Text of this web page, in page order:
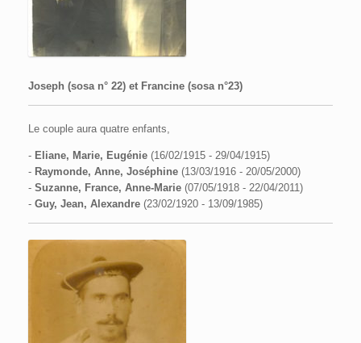
Joseph (sosa n° 22) et Francine (sosa n°23)
Le couple aura quatre enfants,
- Eliane, Marie, Eugénie (16/02/1915 - 29/04/1915)
- Raymonde, Anne, Joséphine (13/03/1916 - 20/05/2000)
- Suzanne, France, Anne-Marie (07/05/1918 - 22/04/2011)
- Guy, Jean, Alexandre (23/02/1920 - 13/09/1985)